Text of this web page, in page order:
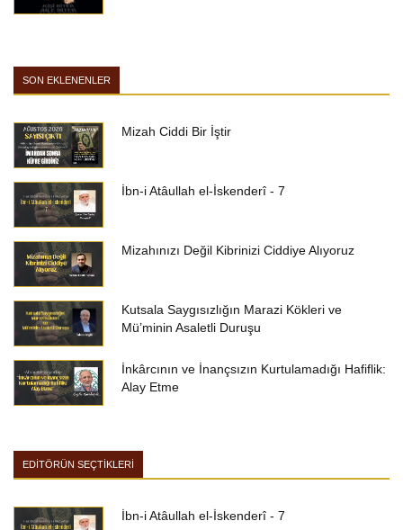
SON EKLENENLER
Mizah Ciddi Bir İştir
İbn-i Atâullah el-İskenderî - 7
Mizahınızı Değil Kibrinizi Ciddiye Alıyoruz
Kutsala Saygısızlığın Marazi Kökleri ve
Mü’minin Asaletli Duruşu
İnkârcının ve İnançsızın Kurtulamadığı Hafiflik:
Alay Etme
EDİTÖRÜN SEÇTİKLERİ
İbn-i Atâullah el-İskenderî - 7